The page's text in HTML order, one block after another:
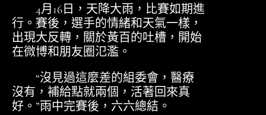
4月16日，天降大雨，比賽如期進
行。賽後，選手的情緒和天氣一樣，
出現大反轉，關於黃百的吐槽，開始
在微博和朋友圈氾濫。
“沒見過這麼差的組委會，醫療
沒有，補給點就兩個，活著回來真
好。”雨中完賽後，六六總結。